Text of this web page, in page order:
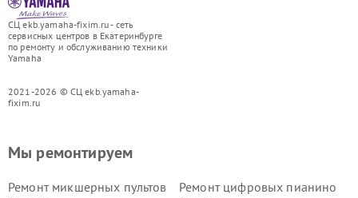
СЦ ekb.yamaha-fixim.ru - сеть
сервисных центров в Екатеринбурге
по ремонту и обслуживанию техники
Yamaha
2021-2026 © СЦ ekb.yamaha-
fixim.ru
Мы ремонтируем
Ремонт микшерных пультов
Ремонт цифровых пианино